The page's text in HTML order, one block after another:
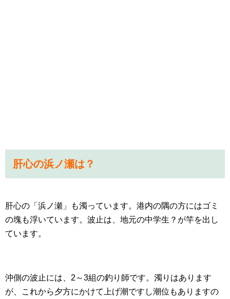
肝心の浜ノ瀬は？
肝心の「浜ノ瀬」も濁っています。港内の隅の方にはゴミ
の塊も浮いています。波止は、地元の中学生？が竿を出し
ています。
沖側の波止には、2～3組の釣り師です。濁りはあります
が、これから夕方にかけて上げ潮ですし潮位もありますの